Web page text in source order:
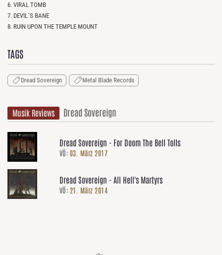
6. VIRAL TOMB
7. DEVIL´S BANE
8. RUIN UPON THE TEMPLE MOUNT
TAGS
Dread Sovereign Metal Blade Records
Musik Reviews Dread Sovereign
Dread Sovereign - For Doom The Bell Tolls
VÖ: 03. März 2017
Dread Sovereign - All Hell's Martyrs
VÖ: 21. März 2014